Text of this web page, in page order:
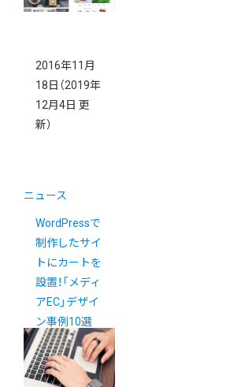
2016年11月
18日 （2019年
12月4日 更
新）
ニュース
WordPressで
制作したサイ
トにカートを
設置！「メディ
アEC」デザイ
ン事例10選